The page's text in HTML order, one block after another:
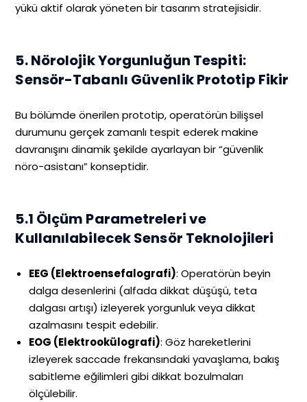
yükü aktif olarak yöneten bir tasarım stratejisidir.
5. Nörolojik Yorgunluğun Tespiti:
Sensör-Tabanlı Güvenlik Prototip Fikir
Bu bölümde önerilen prototip, operatörün bilişsel
durumunu gerçek zamanlı tespit ederek makine
davranışını dinamik şekilde ayarlayan bir “güvenlik
nöro-asistanı” konseptidir.
5.1 Ölçüm Parametreleri ve
Kullanılabilecek Sensör Teknolojileri
EEG (Elektroensefalografi): Operatörün beyin
dalga desenlerini (alfada dikkat düşüşü, teta
dalgası artışı) izleyerek yorgunluk veya dikkat
azalmasını tespit edebilir.
EOG (Elektrookülografi): Göz hareketlerini
izleyerek saccade frekansındaki yavaşlama, bakış
sabitleme eğilimleri gibi dikkat bozulmaları
ölçülebilir.